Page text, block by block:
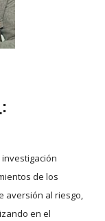
:
de los
aversión al riesgo,
en el